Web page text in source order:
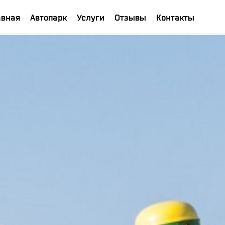
Автопарк Услуги Отзывы Контакты